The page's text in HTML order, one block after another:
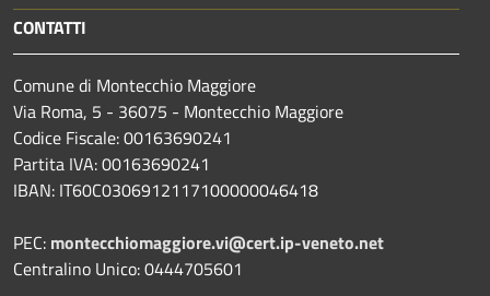
CONTATTI
Comune di Montecchio Maggiore
Via Roma, 5 - 36075 - Montecchio Maggiore
Codice Fiscale: 00163690241
Partita IVA: 00163690241
IBAN: IT60C0306912117100000046418
PEC: montecchiomaggiore.vi@cert.ip-veneto.net
Centralino Unico: 0444705601